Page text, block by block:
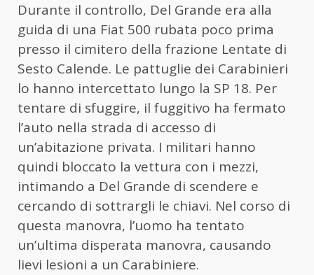
Durante il controllo, Del Grande era alla
guida di una Fiat 500 rubata poco prima
presso il cimitero della frazione Lentate di
Sesto Calende. Le pattuglie dei Carabinieri
lo hanno intercettato lungo la SP 18. Per
tentare di sfuggire, il fuggitivo ha fermato
l’auto nella strada di accesso di
un’abitazione privata. I militari hanno
quindi bloccato la vettura con i mezzi,
intimando a Del Grande di scendere e
cercando di sottrargli le chiavi. Nel corso di
questa manovra, l’uomo ha tentato
un’ultima disperata manovra, causando
lievi lesioni a un Carabiniere.